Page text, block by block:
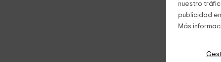
nuestro
publicidad
Más
‹